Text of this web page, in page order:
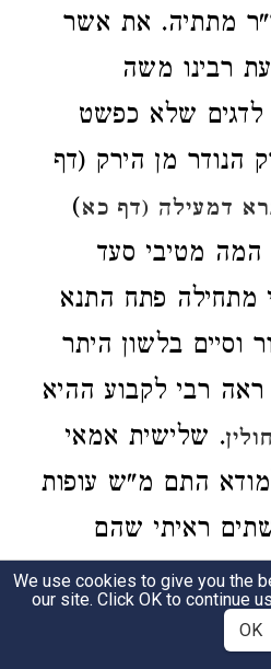
מתתיה. את אשר
רבינו משה
לדגים שלא כפשט
הנודר מן הירק (דף
דמעילה (דף כא)
מטיבי סעד
מתחילה פתח התנא
וסיים בלשון היתר
רבי לקבוע ההיא
. שלישית אמאי
התם מ"ש עופות
ראיתי שהם
הקושיא שנייה לא
מכח הראשונה דאי
We use cookies to give you the
our site. Click OK to continue
OK